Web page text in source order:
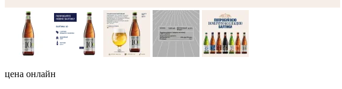
цена онлайн